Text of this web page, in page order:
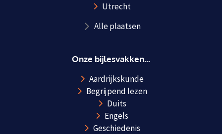
Utrecht
Alle plaatsen
Onze bijlesvakken...
Aardrijkskunde
Begrijpend lezen
Duits
Engels
Geschiedenis